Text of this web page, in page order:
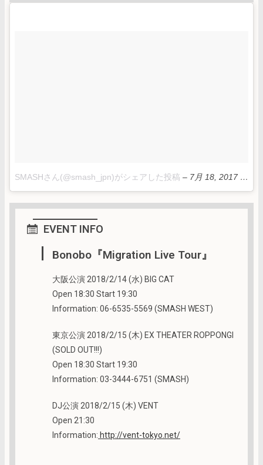
SMASHさん(@smash_jpn)がシェアした投稿 – 7月 18, 2017 at 1:47午前 PDT
EVENT INFO
Bonobo『Migration Live Tour』
大阪公演 2018/2/14 (水) BIG CAT
Open 18:30 Start 19:30
Information: 06-6535-5569 (SMASH WEST)
東京公演 2018/2/15 (木) EX THEATER ROPPONGI
(SOLD OUT!!!)
Open 18:30 Start 19:30
Information: 03-3444-6751 (SMASH)
DJ公演 2018/2/15 (木) VENT
Open 21:30
Information: http://vent-tokyo.net/